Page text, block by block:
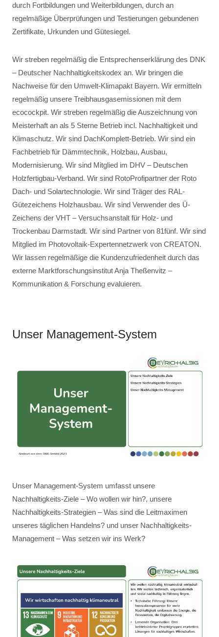
durch Fortbildungen und Weiterbildungen, durch an
regelmäßige Überprüfungen und Testierungen gebundenen
Zertifikate, Urkunden und Gütesiegel.
Wir streben regelmäßig die Entsprechenserklärung des DNK
– Deutscher Nachhaltigkeitskodex an. Wir bringen die
Nachweise für den Umwelt-Klimapakt Bayern. Wir ermitteln
regelmäßig unsere Treibhausgasemissionen mit dem
ecocockpit. Wir streben regelmäßig die Auszeichnung von
Meisterhaft an als 5 Sterne Betrieb incl. Nachhaltigkeit und
Klimaschutz. Wir sind DachKomplett-Betrieb. Wir sind ein
Fachbetrieb für Dämmtechnik, Holzbau, Ausbau,
Modernisierung. Wir sind Mitglied im DHV – Deutschen
Holzfertigbau-Verband. Wir sind RotoProfipartner der Roto
Dach- und Solartechnologie. Wir sind Träger des RAL-
Gütezeichens Holzhausbau. Wir sind Verwender des Ü-
Zeichens der VHT – Versuchsanstalt für Holz- und
Trockenbau Darmstadt. Wir sind Partner von 81fünf. Wir sind
Mitglied im Photovoltaik-Expertennetzwerk von CREATON.
Wir lassen regelmäßige die Kundenzufriedenheit durch das
externe Marktforschungsinstitut Anja Theßenvitz –
Kommunikation & Forschung evaluieren.
Unser Management-System
Unser Management-System umfasst unsere
Nachhaltigkeits-Ziele – Wo wollen wir hin?, unsere
Nachhaltigkeits-Strategien – Was sind die Leitmaximen
unseres täglichen Handelns? und unser Nachhaltigkeits-
Management – Was setzen wir ins Werk?